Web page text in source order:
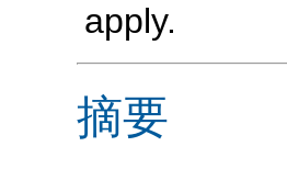
apply.
摘要